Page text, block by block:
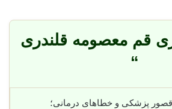
قم معصومه قلندری
“
قصور پزشکی و خطاهای درمانی؛